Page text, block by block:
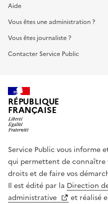
Aide
Vous êtes une administration ?
Vous êtes journaliste ?
Contacter Service Public
RÉPUBLIQUE
FRANÇAISE
Service Public vous informe
qui permettent de connaître
droits et de faire vos
Il est édité par la Direction
administrative
et réalisé